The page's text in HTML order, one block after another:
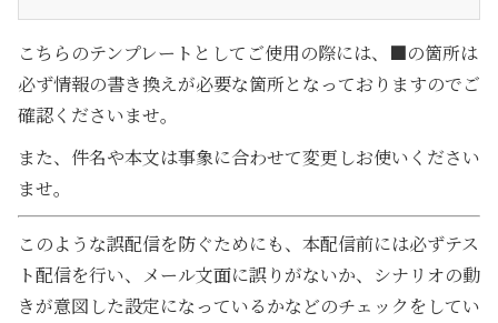
こちらのテンプレートとしてご使用の際には、■の箇所は
必ず情報の書き換えが必要な箇所となっておりますのでご
確認くださいませ。
また、件名や本文は事象に合わせて変更しお使いください
ませ。
このような誤配信を防ぐためにも、本配信前には必ずテス
ト配信を行い、メール文面に誤りがないか、シナリオの動
きが意図した設定になっているかなどのチェックをしてい